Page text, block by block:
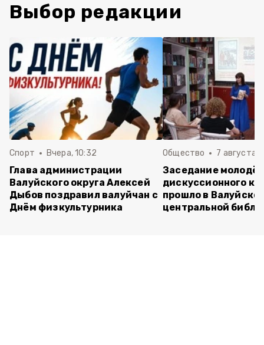
Выбор редакции
Спорт Вчера, 10:32
Глава администрации
Валуйского округа Алексей
Дыбов поздравил валуйчан с
Днём физкультурника
Общество 7 августа ,
Заседание
дискуссионного
прошло в
центральной